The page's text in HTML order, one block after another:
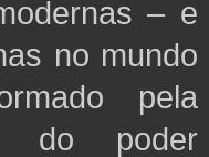
– e
no mundo
pela
do poder